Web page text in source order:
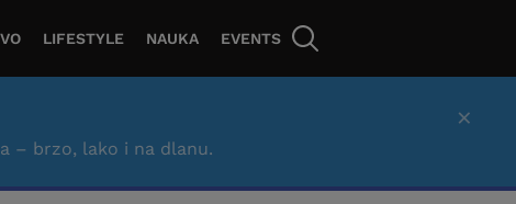
LIFESTYLE NAUKA EVENTS
– brzo, lako i na dlanu.
×